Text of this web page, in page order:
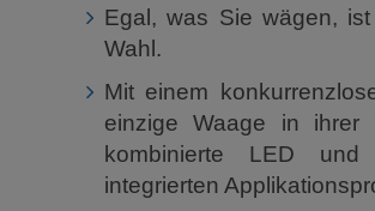
Egal, was Sie wägen,
Wahl.
Mit einem
einzige Waage in ihrer
kombinierte LED und
integrierten